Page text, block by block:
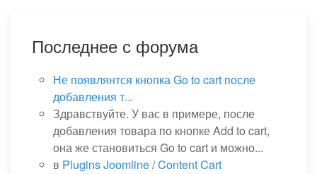
Последнее с форума
Не появлянтся кнопка Go to cart после
добавления т...
Здравствуйте. У вас в примере, после
добавления товара по кнопке Add to cart,
она же становиться Go to cart и можно...
в Plugins Joomline/Content Cart